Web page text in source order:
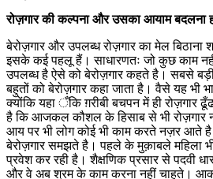
रोज़गार की कल्पना और उसका आयाम बदलना
बेरोज़गार और उपलब्ध रोज़गार का मेल
इसके कई पहलू हैं। साधारणतः जो कुछ काम
उपलब्ध है ऐसे को बेरोज़गार कहते है। सबसे
बहुतों को बेरोज़गार कहा जाता है। वैसे यह भी
क्योंकि यहा ँकि ग़रीबी बचपन में ही रोज़गार
है कि आजकल कौशल के हिसाब से भी रोज़गार
आय पर भी लोग कोई भी काम करते नज़र आते
बेरोज़गार समझते है। पहले के मुक़ाबले महिला
प्रवेश कर रही है। शैक्षणिक प्रसार से पदवी
और वे अब श्रम के काम करना नहीं चाहते।